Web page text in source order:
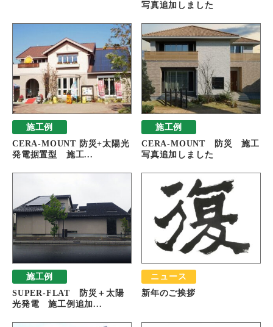
写真追加しました
施工例
CERA-MOUNT 防災+太陽光
発電据置型 施工...
施工例
CERA-MOUNT 防災 施工
写真追加しました
施工例
SUPER-FLAT 防災＋太陽
光発電 施工例追加...
ニュース
新年のご挨拶